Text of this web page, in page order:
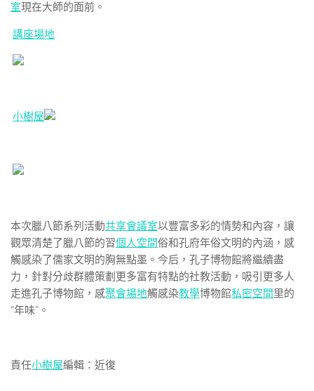
室現在大師的面前。
講座場地
小樹屋
本次臘八節系列活動共享會議室以豐富多彩的情勢和內容，讓
觀眾清楚了臘八節的習個人空間俗和孔府年俗文明的內涵，感
觸感染了儒家文明的胸無點墨。今后，孔子博物館將繼續盡
力，針對分歧群體策劃更多富有特點的社教活動，吸引更多人
走進孔子博物館，感聚會場地觸感染教學博物館私密空間里的
“年味”。
責任小樹屋編輯：近復